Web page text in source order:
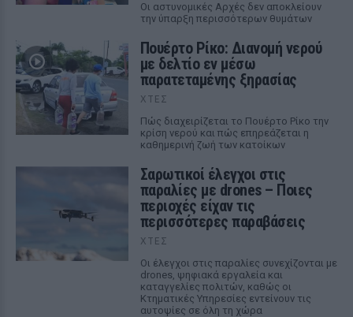
Οι αστυνομικές Αρχές δεν αποκλείουν
την ύπαρξη περισσότερων θυμάτων
Πουέρτο Ρίκο: Διανομή νερού
με δελτίο εν μέσω
παρατεταμένης ξηρασίας
ΧΤΕΣ
Πώς διαχειρίζεται το Πουέρτο Ρίκο την
κρίση νερού και πώς επηρεάζεται η
καθημερινή ζωή των κατοίκων
Σαρωτικοί έλεγχοι στις
παραλίες με drones – Ποιες
περιοχές είχαν τις
περισσότερες παραβάσεις
ΧΤΕΣ
Οι έλεγχοι στις παραλίες συνεχίζονται με
drones, ψηφιακά εργαλεία και
καταγγελίες πολιτών, καθώς οι
Κτηματικές Υπηρεσίες εντείνουν τις
αυτοψίες σε όλη τη χώρα